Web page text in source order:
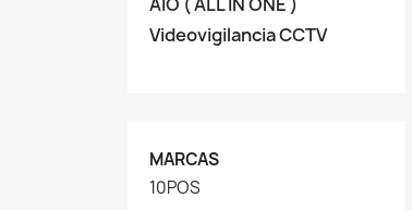
Videovigilancia CCTV
MARCAS
10POS